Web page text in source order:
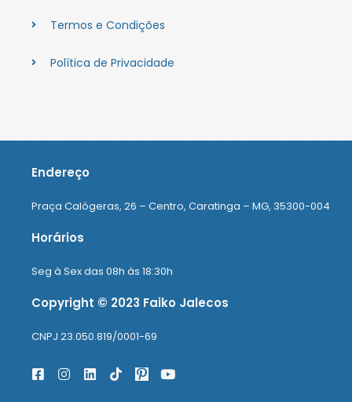
Termos e Condições
Política de Privacidade
Endereço
Praça Calógeras, 26 – Centro, Caratinga – MG, 35300-004
Horários
Seg à Sex das 08h às 18:30h
Copyright © 2023 Faiko Jalecos
CNPJ 23.050.819/0001-69